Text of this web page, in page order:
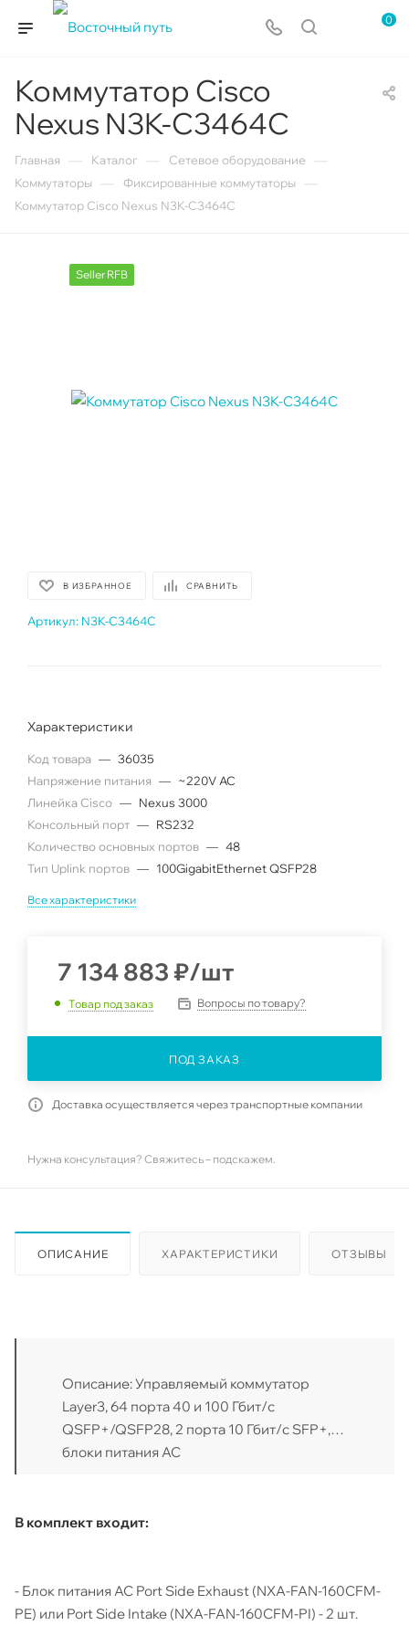
0
Коммутатор Cisco
Nexus N3K-C3464C
Главная Каталог Сетевое оборудование
Коммутаторы Фиксированные коммутаторы
Коммутатор Cisco Nexus N3K-C3464C
Seller RFB
В ИЗБРАННОЕ СРАВНИТЬ
Артикул: N3K-C3464C
Характеристики
Код товара — 36035
Напряжение питания — ~220V AC
Линейка Cisco — Nexus 3000
Консольный порт — RS232
Количество основных портов — 48
Тип Uplink портов — 100GigabitEthernet QSFP28
Все характеристики
7 134 883 ₽/шт
Товар под заказ Вопросы по товару?
ПОД ЗАКАЗ
Доставка осуществляется через транспортные компании
Нужна консультация? Свяжитесь – подскажем.
ОПИСАНИЕ ХАРАКТЕРИСТИКИ ОТЗЫВЫ
Описание: Управляемый коммутатор
Layer3, 64 порта 40 и 100 Гбит/с
QSFP+/QSFP28, 2 порта 10 Гбит/с SFP+,
блоки питания AC
В комплект входит:
- Блок питания AC Port Side Exhaust (NXA-FAN-160CFM-
PE) или Port Side Intake (NXA-FAN-160CFM-PI) - 2 шт.